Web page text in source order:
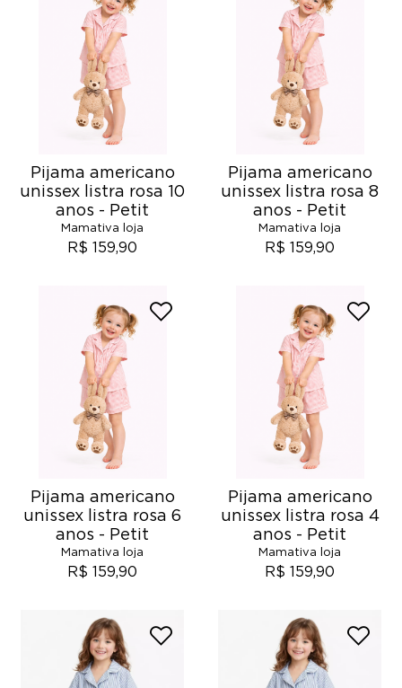
Pijama americano
unissex listra rosa 10
anos - Petit
Mamativa loja
R$ 159,90
Pijama americano
unissex listra rosa 8
anos - Petit
Mamativa loja
R$ 159,90
Pijama americano
unissex listra rosa 6
anos - Petit
Mamativa loja
R$ 159,90
Pijama americano
unissex listra rosa 4
anos - Petit
Mamativa loja
R$ 159,90